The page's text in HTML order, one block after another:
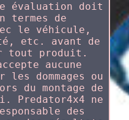
évaluation doit
termes de
le véhicule,
etc. avant de
tout produit.
aucune
dommages ou
du montage de
Predator4x4 ne
des